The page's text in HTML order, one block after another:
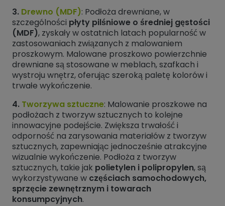
3. Drewno (MDF): Podłoża drewniane, w
szczególności płyty pilśniowe o średniej gęstości
(MDF), zyskały w ostatnich latach popularność w
zastosowaniach związanych z malowaniem
proszkowym. Malowane proszkowo powierzchnie
drewniane są stosowane w meblach, szafkach i
wystroju wnętrz, oferując szeroką paletę kolorów i
trwałe wykończenie.
4. Tworzywa sztuczne: Malowanie proszkowe na
podłożach z tworzyw sztucznych to kolejne
innowacyjne podejście. Zwiększa trwałość i
odporność na zarysowania materiałów z tworzyw
sztucznych, zapewniając jednocześnie atrakcyjne
wizualnie wykończenie. Podłoża z tworzyw
sztucznych, takie jak polietylen i polipropylen, są
wykorzystywane w częściach samochodowych,
sprzęcie zewnętrznym i towarach
konsumpcyjnych.